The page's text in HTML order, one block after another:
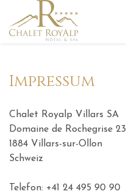
Impressum
Chalet Royalp Villars SA
Domaine de Rochegrise 23
1884 Villars-sur-Ollon
Schweiz
Telefon: +41 24 495 90 90